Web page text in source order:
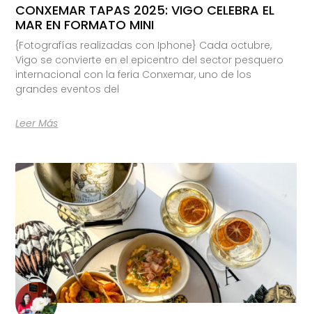
CONXEMAR TAPAS 2025: VIGO CELEBRA EL
MAR EN FORMATO MINI
{Fotografías realizadas con Iphone} Cada octubre,
Vigo se convierte en el epicentro del sector pesquero
internacional con la feria Conxemar, uno de los
grandes eventos del
Leer Más